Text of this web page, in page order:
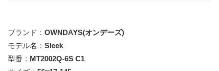
ブランド： OWNDAYS(オンデーズ)
モデル名： Sleek
型番： MT2002Q-6S C1